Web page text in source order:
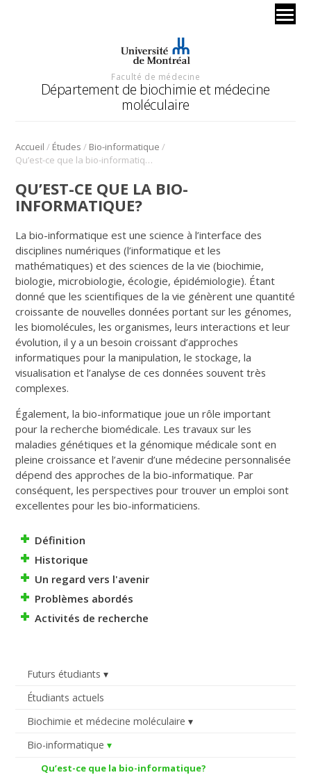
Faculté de médecine
Département de biochimie et médecine
moléculaire
Accueil / Études / Bio-informatique /
Qu’est-ce que la bio-informatique?
Futurs étudiants
Étudiants actuels
Biochimie et médecine moléculaire
Bio-informatique
Qu’est-ce que la bio-informatique?
QU’EST-CE QUE LA BIO-
INFORMATIQUE?
La bio-informatique est une science à l’interface des
disciplines numériques (l’informatique et les
mathématiques) et des sciences de la vie (biochimie,
biologie, microbiologie, écologie, épidémiologie). Étant
donné que les scientifiques de la vie génèrent une quantité
croissante de nouvelles données portant sur les génomes,
les biomolécules, les organismes, leurs interactions et leur
évolution, il y a un besoin croissant d’approches
informatiques pour la manipulation, le stockage, la
visualisation et l’analyse de ces données souvent très
complexes.
Également, la bio-informatique joue un rôle important
pour la recherche biomédicale. Les travaux sur les
maladies génétiques et la génomique médicale sont en
pleine croissance et l’avenir d’une médecine personnalisée
dépend des approches de la bio-informatique. Par
conséquent, les perspectives pour trouver un emploi sont
excellentes pour les bio-informaticiens.
Définition
Historique
Un regard vers l'avenir
Problèmes abordés
Activités de recherche